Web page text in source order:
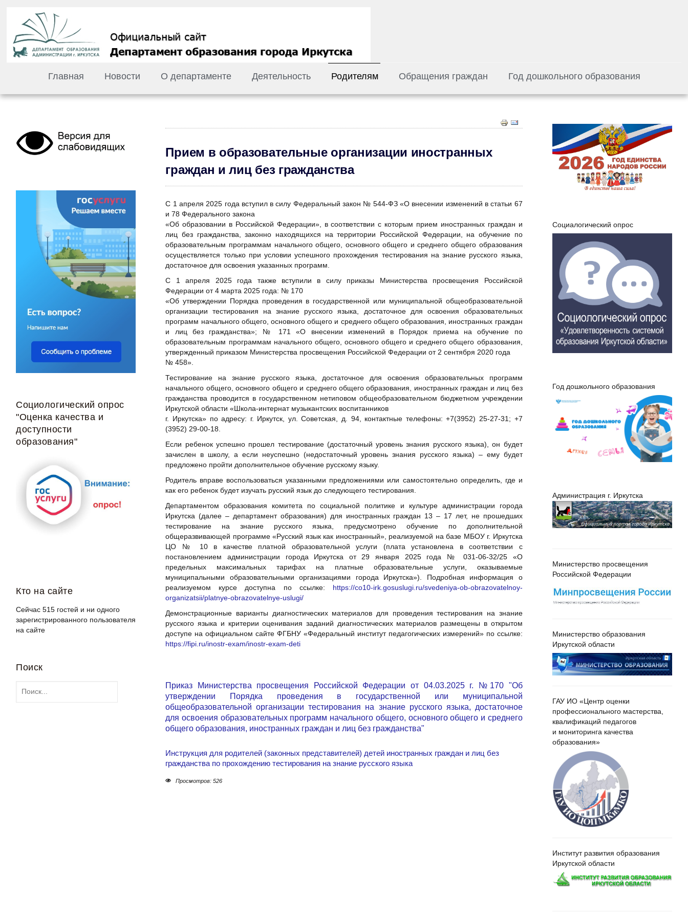
Главная Новости О департаменте Деятельность Родителям Обращения граждан Год дошкольного образования
Социологический опрос
"Оценка качества и
доступности
образования"
Кто на сайте
Сейчас 515 гостей и ни одного
зарегистрированного пользователя
на сайте
Поиск
Социалогический опрос
Год дошкольного образования
Администрация г. Иркутска
Министерство просвещения
Российской Федерации
Министерство образования
Иркутской области
ГАУ ИО «Центр оценки
профессионального мастерства,
квалификаций педагогов
и мониторинга качества
образования»
Институт развития образования
Иркутской области
Прием в образовательные организации иностранных
граждан и лиц без гражданства
С 1 апреля 2025 года вступил в силу Федеральный закон № 544-ФЗ «О внесении изменений в статьи 67
и 78 Федерального закона
«Об образовании в Российской Федерации», в соответствии с которым прием иностранных граждан и
лиц без гражданства, законно находящихся на территории Российской Федерации, на обучение по
образовательным программам начального общего, основного общего и среднего общего образования
осуществляется только при условии успешного прохождения тестирования на знание русского языка,
достаточное для освоения указанных программ.
С 1 апреля 2025 года также вступили в силу приказы Министерства просвещения Российской
Федерации от 4 марта 2025 года: № 170
«Об утверждении Порядка проведения в государственной или муниципальной общеобразовательной
организации тестирования на знание русского языка, достаточное для освоения образовательных
программ начального общего, основного общего и среднего общего образования, иностранных граждан
и лиц без гражданства»; № 171 «О внесении изменений в Порядок приема на обучение по
образовательным программам начального общего, основного общего и среднего общего образования,
утвержденный приказом Министерства просвещения Российской Федерации от 2 сентября 2020 года
№ 458».
Тестирование на знание русского языка, достаточное для освоения образовательных программ
начального общего, основного общего и среднего общего образования, иностранных граждан и лиц без
гражданства проводится в государственном нетиповом общеобразовательном бюджетном учреждении
Иркутской области «Школа-интернат музыкантских воспитанников
г. Иркутска» по адресу: г. Иркутск, ул. Советская, д. 94, контактные телефоны: +7(3952) 25-27-31; +7
(3952) 29-00-18.
Если ребенок успешно прошел тестирование (достаточный уровень знания русского языка), он будет
зачислен в школу, а если неуспешно (недостаточный уровень знания русского языка) – ему будет
предложено пройти дополнительное обучение русскому языку.
Родитель вправе воспользоваться указанными предложениями или самостоятельно определить, где и
как его ребенок будет изучать русский язык до следующего тестирования.
Департаментом образования комитета по социальной политике и культуре администрации города
Иркутска (далее – департамент образования) для иностранных граждан 13 – 17 лет, не прошедших
тестирование на знание русского языка, предусмотрено обучение по дополнительной
общеразвивающей программе «Русский язык как иностранный», реализуемой на базе МБОУ г. Иркутска
ЦО № 10 в качестве платной образовательной услуги (плата установлена в соответствии с
постановлением администрации города Иркутска от 29 января 2025 года № 031-06-32/25 «О
предельных максимальных тарифах на платные образовательные услуги, оказываемые
муниципальными образовательными организациями города Иркутска»). Подробная информация о
реализуемом курсе доступна по ссылке:
https://co10-irk.gosuslugi.ru/svedeniya-ob-obrazovatelnoy-
organizatsii/platnye-obrazovatelnye-uslugi/
Демонстрационные варианты диагностических материалов для проведения тестирования на знание
русского языка и критерии оценивания заданий диагностических материалов размещены в открытом
доступе на официальном сайте ФГБНУ «Федеральный институт педагогических измерений» по ссылке:
https://fipi.ru/inostr-exam/inostr-exam-deti
Приказ Министерства просвещения Российской Федерации от 04.03.2025 г. №170 "Об
утверждении Порядка проведения в государственной или муниципальной
общеобразовательной организации тестирования на знание русского языка, достаточное
для освоения образовательных программ начального общего, основного общего и среднего
общего образования, иностранных граждан и лиц без гражданства"
Инструкция для родителей (законных представителей) детей иностранных граждан и лиц без
гражданства по прохождению тестирования на знание русского языка
Просмотров: 526